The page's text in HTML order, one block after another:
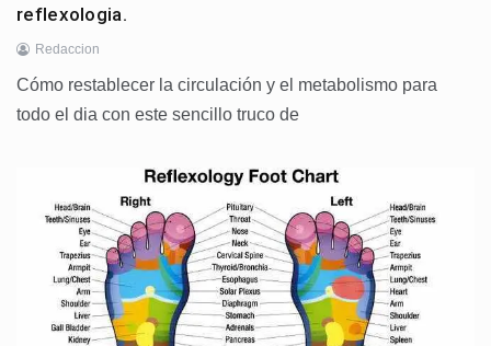
reflexologia.
Redaccion
Cómo restablecer la circulación y el metabolismo para
todo el dia con este sencillo truco de